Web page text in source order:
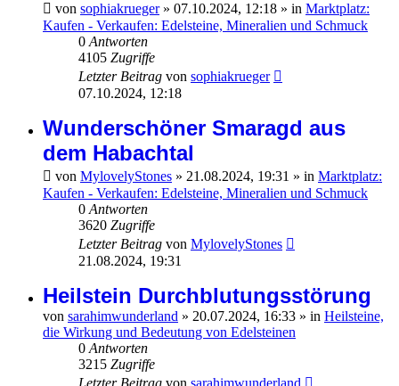
von sophiakrueger» 07.10.2024, 12:18 » in Marktplatz:
Kaufen - Verkaufen: Edelsteine, Mineralien und Schmuck
0 Antworten
4105 Zugriffe
Letzter Beitrag von sophiakrueger
07.10.2024, 12:18
Wunderschöner Smaragd aus
dem Habachtal
von MylovelyStones » 21.08.2024, 19:31 » in Marktplatz:
Kaufen - Verkaufen: Edelsteine, Mineralien und Schmuck
0 Antworten
3620 Zugriffe
Letzter Beitrag von MylovelyStones
21.08.2024, 19:31
Heilstein Durchblutungsstörung
von sarahimwunderland » 20.07.2024, 16:33 » in Heilsteine,
die Wirkung und Bedeutung von Edelsteinen
0 Antworten
3215 Zugriffe
Letzter Beitrag von sarahimwunderland